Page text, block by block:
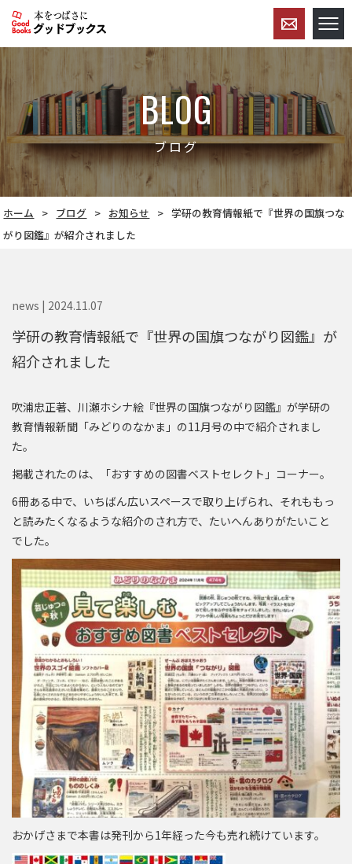
BLOG
ブログ
ホーム ブログ お知らせ
学研の教育情報紙で『世界の国旗つな
がり図鑑』が紹介されました
news | 2024.11.07
学研の教育情報紙で『世界の国旗つながり図鑑』が
紹介されました
吹浦忠正著、川瀬ホシナ絵『世界の国旗つながり図鑑』が学研の
教育情報新聞「みどりのなかま」の11月号の中で紹介されまし
た。
掲載されたのは、「おすすめの図書ベストセレクト」コーナー。
6冊ある中で、いちばん広いスペースで取り上げられ、それももっ
と読みたくなるような紹介のされ方で、たいへんありがたいこと
でした。
おかげさまで本書は発刊から1年経った今も売れ続けています。